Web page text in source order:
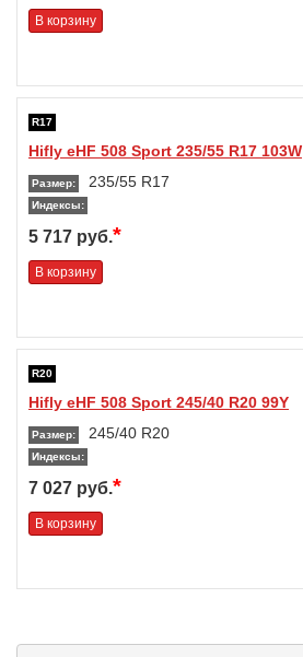
В корзину
R17
Hifly eHF 508 Sport 235/55 R17 103W
Размер: 235/55 R17
Индексы:
5 717 руб.*
В корзину
R20
Hifly eHF 508 Sport 245/40 R20 99Y
Размер: 245/40 R20
Индексы:
7 027 руб.*
В корзину